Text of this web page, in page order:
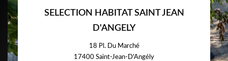
SELECTION HABITAT SAINT JEAN
D'ANGELY
18 Pl. Du Marché
17400 Saint-Jean-D'Angély